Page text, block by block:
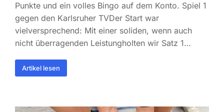
Punkte und ein volles Bingo auf dem Konto. Spiel 1
gegen den Karlsruher TVDer Start war
vielversprechend: Mit einer soliden, wenn auch
nicht überragenden Leistungholten wir Satz 1…
Artikel lesen